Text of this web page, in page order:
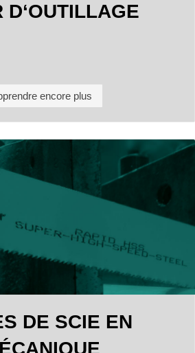
D‘OUTILLAGE
encore plus
DE SCIE EN